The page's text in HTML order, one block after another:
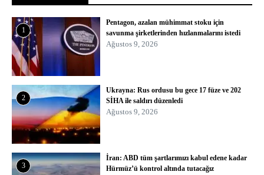
1
Pentagon, azalan mühimmat stoku için
savunma şirketlerinden hızlanmalarını istedi
Ağustos 9, 2026
2
Ukrayna: Rus ordusu bu gece 17 füze ve 202
SİHA ile saldırı düzenledi
Ağustos 9, 2026
3
İran: ABD tüm şartlarımızı kabul edene kadar
Hürmüz’ü kontrol altında tutacağız